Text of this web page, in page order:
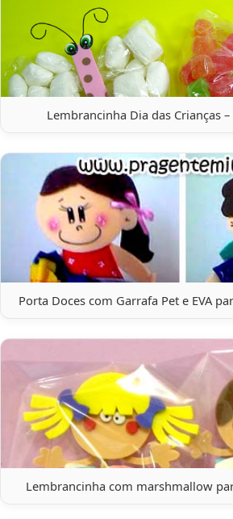
Lembrancinha Dia das Crianças
Porta Doces com Garrafa Pet e EVA
Lembrancinha com marshmallow